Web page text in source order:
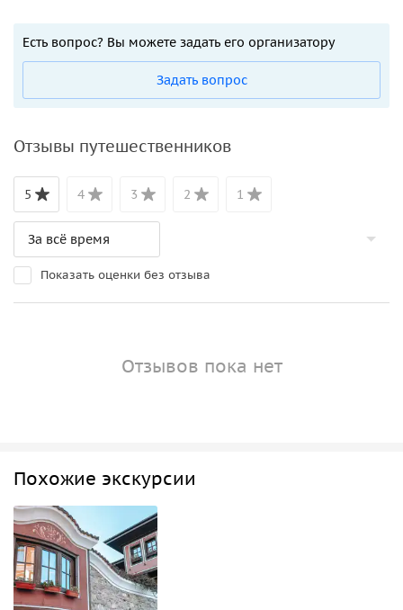
Есть вопрос? Вы можете задать его организатору
Задать вопрос
Отзывы путешественников
5 4 3 2 1
Показать оценки без отзыва
Отзывов пока нет
Похожие экскурсии